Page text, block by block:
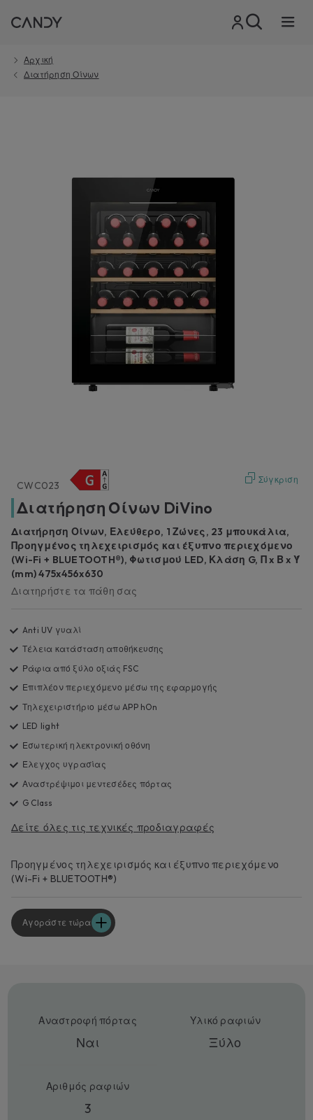
Αρχική
Διατήρηση Οίνων
Σύγκριση
CWC023
Διατήρηση Οίνων DiVino
Διατήρηση Οίνων, Ελεύθερο, 1 Ζώνες, 23 μπουκάλια,
Προηγμένος τηλεχειρισμός και έξυπνο περιεχόμενο
(Wi-Fi + BLUETOOTH®), Φωτισμού LED, Κλάση G, Π x Β x Ύ
(mm) 475x456x630
Διατηρήστε τα πάθη σας
Anti UV γυαλί
Τέλεια κατάσταση αποθήκευσης
Ράφια από ξύλο οξιάς FSC
Επιπλέον περιεχόμενο μέσω της εφαρμογής
Τηλεχειριστήριο μέσω APP hOn
LED light
Εσωτερική ηλεκτρονική οθόνη
Έλεγχος υγρασίας
Αναστρέψιμοι μεντεσέδες πόρτας
G Class
Δείτε όλες τις τεχνικές προδιαγραφές
Προηγμένος τηλεχειρισμός και έξυπνο περιεχόμενο
(Wi-Fi + BLUETOOTH®)
Αγοράστε τώρα
Αναστροφή πόρτας
Ναι
Υλικό ραφιών
Ξύλο
Αριθμός ραφιών
3